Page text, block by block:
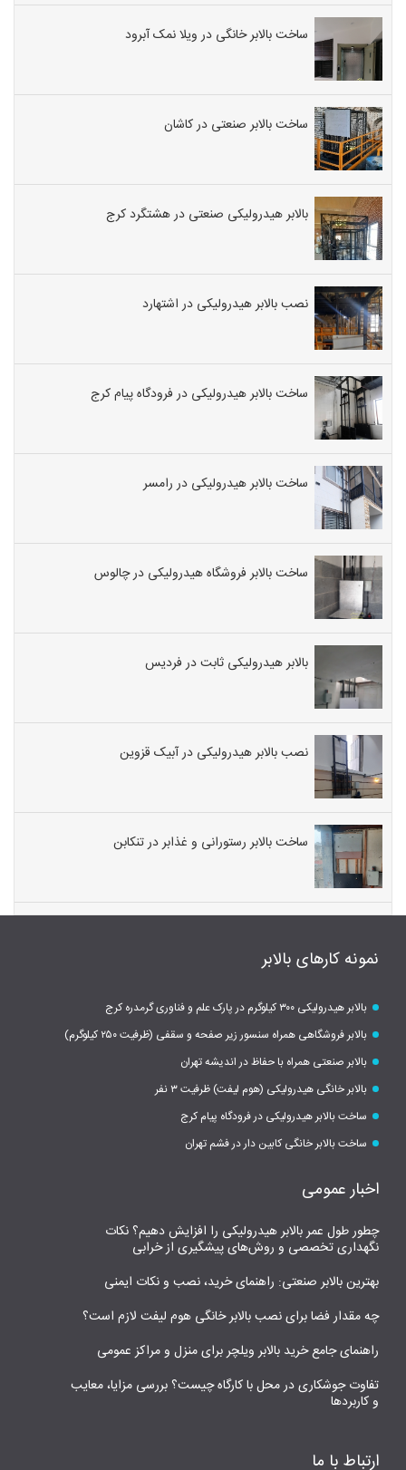
ساخت بالابر خانگی در ویلا نمک آبرود
ساخت بالابر صنعتی در کاشان
بالابر هیدرولیکی صنعتی در هشتگرد کرج
نصب بالابر هیدرولیکی در اشتهارد
ساخت بالابر هیدرولیکی در فرودگاه پیام کرج
ساخت بالابر هیدرولیکی در رامسر
ساخت بالابر فروشگاه هیدرولیکی در چالوس
بالابر هیدرولیکی ثابت در فردیس
نصب بالابر هیدرولیکی در آبیک قزوین
ساخت بالابر رستورانی و غذابر در تنکابن
نمونه کارهای بالابر
بالابر هیدرولیکی ۳۰۰ کیلوگرم در پارک علم و فناوری گرمدره کرج
بالابر فروشگاهی همراه سنسور زیر صفحه و سقفی (ظرفیت ۲۵۰ کیلوگرم)
بالابر صنعتی همراه با حفاظ در اندیشه تهران
بالابر خانگی هیدرولیکی (هوم لیفت) ظرفیت ۳ نفر
ساخت بالابر هیدرولیکی در فرودگاه پیام کرج
ساخت بالابر خانگی کابین دار در فشم تهران
اخبار عمومی
چطور طول عمر بالابر هیدرولیکی را افزایش دهیم؟ نکات
نگهداری تخصصی و روش‌های پیشگیری از خرابی
بهترین بالابر صنعتی: راهنمای خرید، نصب و نکات ایمنی
چه مقدار فضا برای نصب بالابر خانگی هوم لیفت لازم است؟
راهنمای جامع خرید بالابر ویلچر برای منزل و مراکز عمومی
تفاوت جوشکاری در محل با کارگاه چیست؟ بررسی مزایا، معایب
و کاربردها
ارتباط با ما